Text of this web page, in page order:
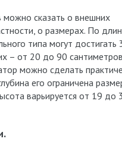
можно сказать о внешних
о размерах. По
типа могут достигать
– от 20 до 90
можно сделать
его ограничена
варьируется от 19 до